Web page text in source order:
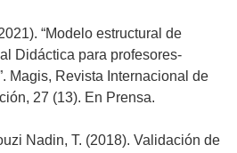
“Modelo estructural de
Didáctica para profesores-
Magis, Revista Internacional de
27 (13). En Prensa.
Nadin, T. (2018). Validación de